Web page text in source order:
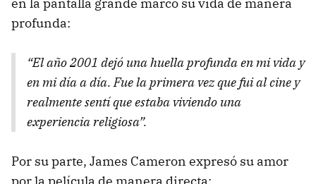
en la pantalla grande marcó su vida de manera
profunda:
“El año 2001 dejó una huella profunda en mi vida y
en mi día a día. Fue la primera vez que fui al cine y
realmente sentí que estaba viviendo una
experiencia religiosa”.
Por su parte, James Cameron expresó su amor